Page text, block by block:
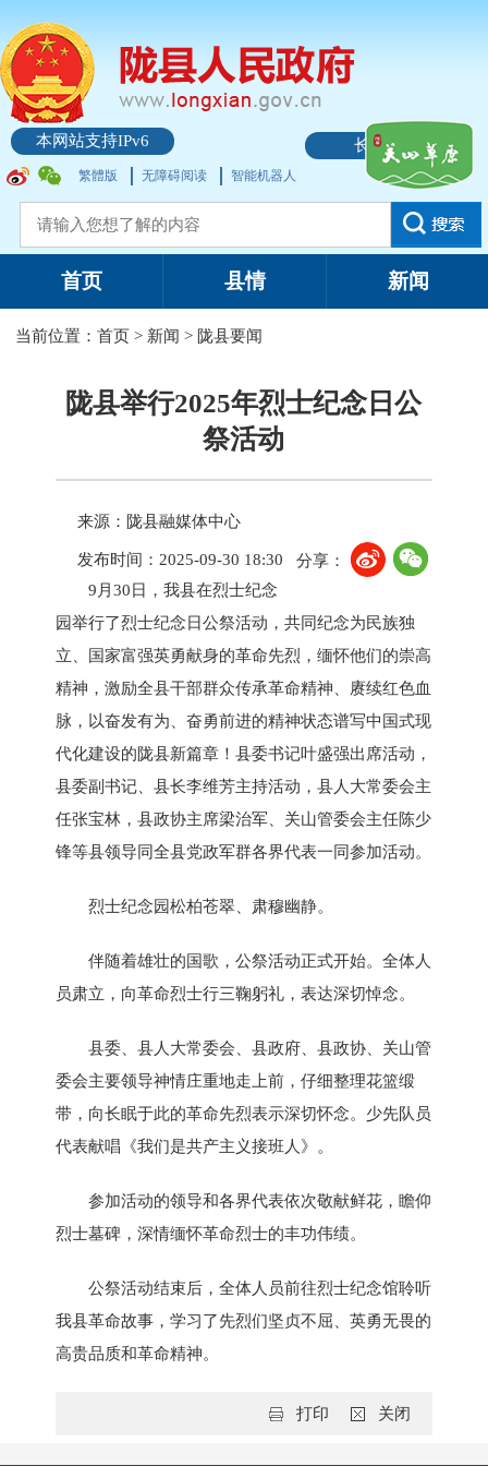
本网站支持IPv6 长者模式
繁體版 无障碍阅读 智能机器人
首页 县情 新闻
当前位置：首页 > 新闻 > 陇县要闻
陇县举行2025年烈士纪念日公
祭活动
来源：陇县融媒体中心
发布时间：2025-09-30 18:30
分享：
9月30日，我县在烈士纪念
园举行了烈士纪念日公祭活动，共同纪念为民族独
立、国家富强英勇献身的革命先烈，缅怀他们的崇高
精神，激励全县干部群众传承革命精神、赓续红色血
脉，以奋发有为、奋勇前进的精神状态谱写中国式现
代化建设的陇县新篇章！县委书记叶盛强出席活动，
县委副书记、县长李维芳主持活动，县人大常委会主
任张宝林，县政协主席梁治军、关山管委会主任陈少
锋等县领导同全县党政军群各界代表一同参加活动。
烈士纪念园松柏苍翠、肃穆幽静。
伴随着雄壮的国歌，公祭活动正式开始。全体人
员肃立，向革命烈士行三鞠躬礼，表达深切悼念。
县委、县人大常委会、县政府、县政协、关山管
委会主要领导神情庄重地走上前，仔细整理花篮缎
带，向长眠于此的革命先烈表示深切怀念。少先队员
代表献唱《我们是共产主义接班人》。
参加活动的领导和各界代表依次敬献鲜花，瞻仰
烈士墓碑，深情缅怀革命烈士的丰功伟绩。
公祭活动结束后，全体人员前往烈士纪念馆聆听
我县革命故事，学习了先烈们坚贞不屈、英勇无畏的
高贵品质和革命精神。
关闭
打印